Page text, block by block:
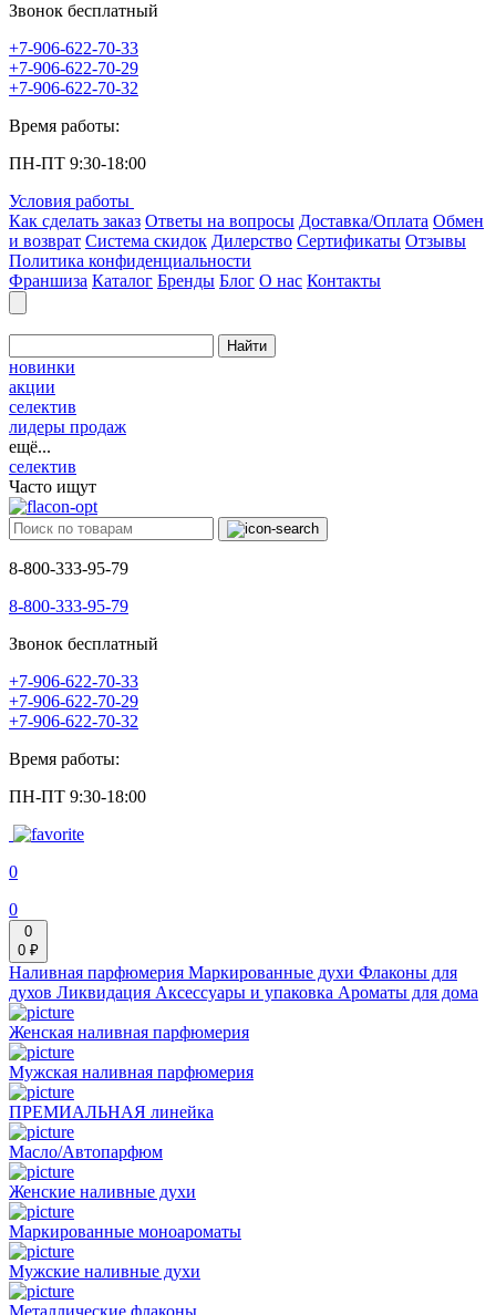
Звонок бесплатный
+7-906-622-70-33
+7-906-622-70-29
+7-906-622-70-32
Время работы:
ПН-ПТ 9:30-18:00
Условия работы
Как сделать заказ Ответы на вопросы Доставка/Оплата Обмен
и возврат Система скидок Дилерство Сертификаты Отзывы
Политика конфиденциальности
Франшиза Каталог Бренды Блог О нас Контакты
Найти
новинки
акции
селектив
лидеры продаж
ещё...
селектив
Часто ищут
8-800-333-95-79
8-800-333-95-79
Звонок бесплатный
+7-906-622-70-33
+7-906-622-70-29
+7-906-622-70-32
Время работы:
ПН-ПТ 9:30-18:00
0
0
0
0 ₽
Наливная парфюмерия Маркированные духи Флаконы для
духов Ликвидация Аксессуары и упаковка Ароматы для дома
Женская наливная парфюмерия
Мужская наливная парфюмерия
ПРЕМИАЛЬНАЯ линейка
Масло/Автопарфюм
Женские наливные духи
Маркированные моноароматы
Мужские наливные духи
Металлические флаконы